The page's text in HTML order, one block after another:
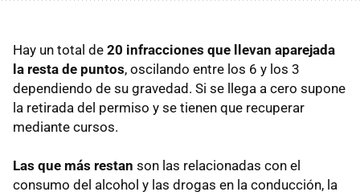
Hay un total de 20 infracciones que llevan aparejada
la resta de puntos, oscilando entre los 6 y los 3
dependiendo de su gravedad. Si se llega a cero supone
la retirada del permiso y se tienen que recuperar
mediante cursos.
Las que más restan son las relacionadas con el
consumo del alcohol y las drogas en la conducción, la